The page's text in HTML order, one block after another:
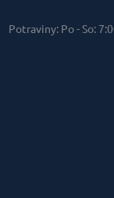
Potraviny: Po - So: